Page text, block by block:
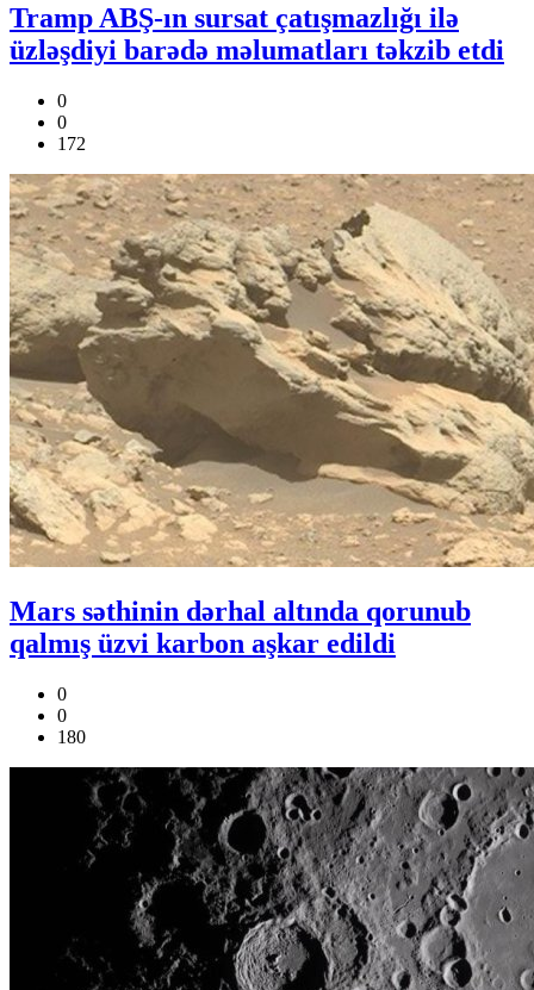
Tramp ABŞ-ın sursat çatışmazlığı ilə
üzləşdiyi barədə məlumatları təkzib etdi
0
0
172
Mars səthinin dərhal altında qorunub
qalmış üzvi karbon aşkar edildi
0
0
180